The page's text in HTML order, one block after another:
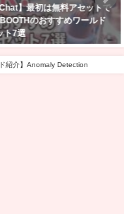
】VRChatにワールド
プロード！入れたアセット
設定方法【Still Blue】
紹介】Anomaly Detection